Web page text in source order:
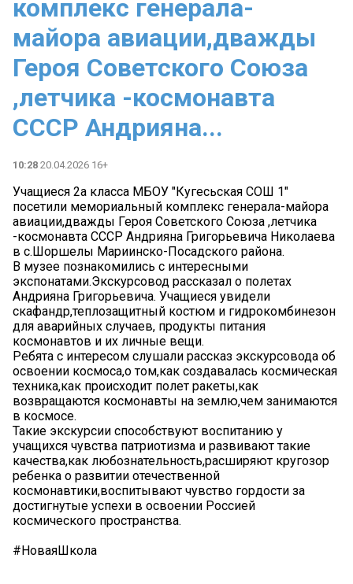
комплекс генерала-
майора авиации,дважды
Героя Советского Союза
,летчика -космонавта
СССР Андрияна...
10:28 20.04.2026 16+
Учащиеся 2а класса МБОУ "Кугесьская СОШ 1"
посетили мемориальный комплекс генерала-майора
авиации,дважды Героя Советского Союза ,летчика
-космонавта СССР Андрияна Григорьевича Николаева
в с.Шоршелы Мариинско-Посадского района.
️В музее познакомились с интересными
экспонатами.Экскурсовод рассказал о полетах
Андрияна Григорьевича. Учащиеся увидели
скафандр,теплозащитный костюм и гидрокомбинезон
для аварийных случаев, продукты питания
космонавтов и их личные вещи.
Ребята с интересом слушали рассказ экскурсовода об
освоении космоса,о том,как создавалась космическая
техника,как происходит полет ракеты,как
возвращаются космонавты на землю,чем занимаются
в космосе.
Такие экскурсии способствуют воспитанию у
учащихся чувства патриотизма и развивают такие
качества,как любознательность,расширяют кругозор
ребенка о развитии отечественной
космонавтики,воспитывают чувство гордости за
достигнутые успехи в освоении Россией
космического пространства.
#НоваяШкола